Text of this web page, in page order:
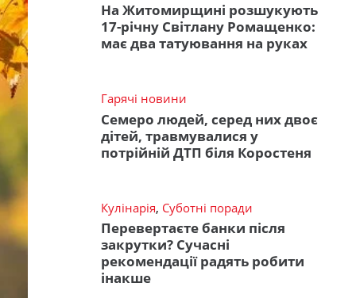
На Житомирщині розшукують
17-річну Світлану Ромащенко:
має два татуювання на руках
Гарячі новини
Семеро людей, серед них двоє
дітей, травмувалися у
потрійній ДТП біля Коростеня
Кулінарія, Суботні поради
Перевертаєте банки після
закрутки? Сучасні
рекомендації радять робити
інакше